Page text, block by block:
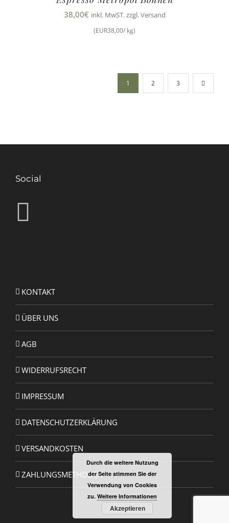
38,00€ inkl. MwST. zzgl. Versand
(EUR38,00/ kg)
1 2 3
Social
KONTAKT
ÜBER UNS
AGB
WIDERRUFSRECHT
IMPRESSUM
DATENSCHUTZERKLÄRUNG
VERSANDKOSTEN
ZAHLUNGSMETHODEN
Durch die weitere Nutzung
der Seite stimmen Sie der
Verwendung von Cookies
zu. Weitere Informationen
Akzeptieren